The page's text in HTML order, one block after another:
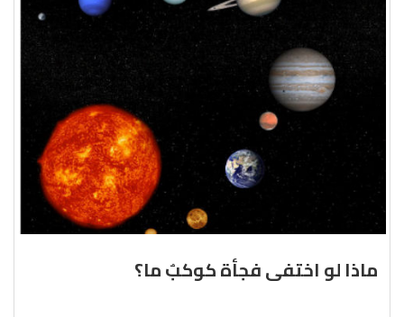
ماذا لو اختفى فجأة كوكبٌ ما؟